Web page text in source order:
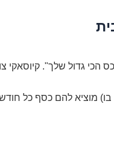
הכי גדול שלך". קיוסאקי
מוציא להם כסף כל